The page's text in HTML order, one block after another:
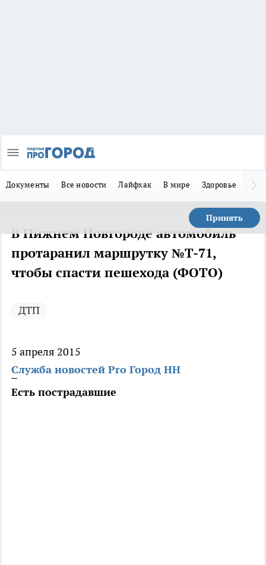
Документы Все новости Лайфхак В мире Здоровье
Принять
В Нижнем Новгороде автомобиль
протаранил маршрутку №Т-71,
чтобы спасти пешехода (ФОТО)
ДТП
5 апреля 2015
Служба новостей Pro Город НН
Есть пострадавшие